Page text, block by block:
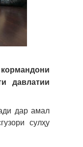
давлатии
дар амал
сулҳу